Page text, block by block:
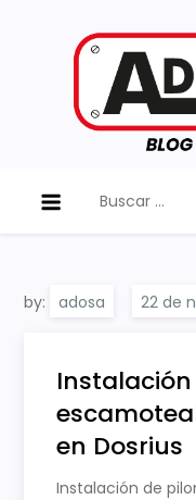
by: adosa
en Dosrius
Instalación de